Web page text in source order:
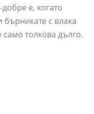
е, когато
бърникате с влака
само толкова дълго.